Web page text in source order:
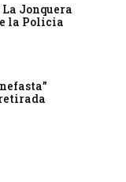
Jonquera
la Policia